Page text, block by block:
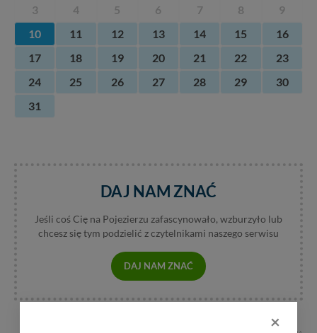
3
4 5 6 7 8
9
10
11 12 13 14 15
16
17
18 19 20 21 22
23
24
25 26 27 28 29
30
31
DAJ NAM ZNAĆ
Jeśli coś Cię na Pojezierzu zafascynowało, wzburzyło lub
chcesz się tym podzielić z czytelnikami naszego serwisu
DAJ NAM ZNAĆ
×